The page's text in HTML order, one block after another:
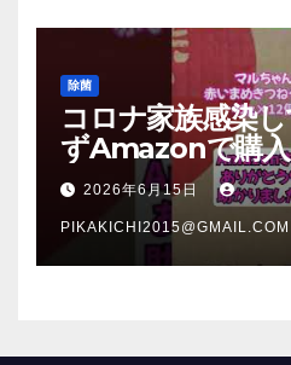
除菌
コロナ家族感染
ずAmazonで購
介 #Shorts
2026年6月15日
PIKAKICHI2015@GMAIL.COM